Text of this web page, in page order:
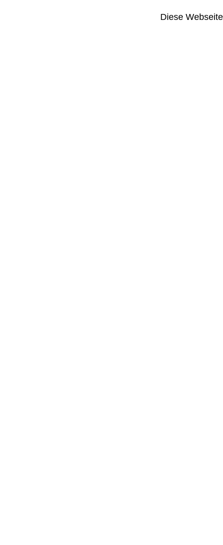
Diese